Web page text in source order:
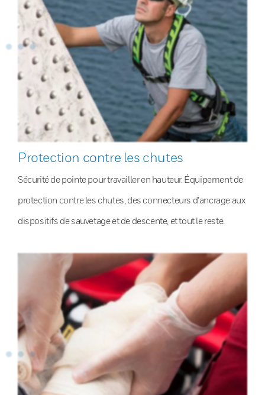
Protection contre les chutes
Sécurité de pointe pour travailler en hauteur. Équipement de
protection contre les chutes, des connecteurs d’ancrage aux
dispositifs de sauvetage et de descente, et tout le reste.